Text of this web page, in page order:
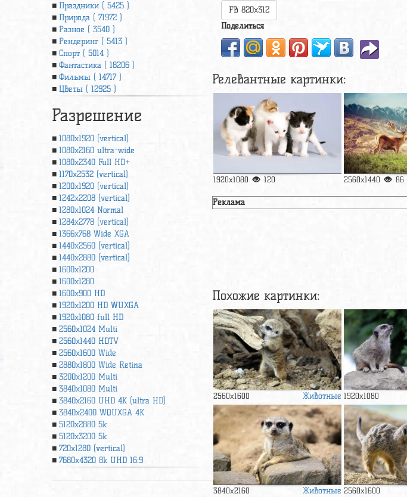
Праздники ( 5425 )
Природа ( 71972 )
Разное ( 3540 )
Рендеринг ( 5413 )
Спорт ( 5014 )
Фантастика ( 18206 )
Фильмы ( 14717 )
Цветы ( 12925 )
Разрешение
1080x1920 (vertical)
1080x2160 ultra-wide
1080x2340 Full HD+
1170x2532 (vertical)
1200x1920 (vertical)
1242x2208 (vertical)
1280x1024 Normal
1284x2778 (vertical)
1366х768 Wide XGA
1440x2560 (vertical)
1440x2880 (vertical)
1600x1200
1600x1280
1600x900 HD
1920x1200 HD WUXGA
1920х1080 full HD
2560x1024 Multi
2560x1440 HDTV
2560x1600 Wide
2880x1800 Wide Retina
3200x1200 Multi
3840x1080 Multi
3840x2160 UHD 4К (ultra HD)
3840x2400 WQUXGA 4K
5120x2880 5k
5120x3200 5k
720x1280 (vertical)
7680x4320 8k UHD 16:9
FB 820x312
Поделиться
Релевантные картинки:
1920x1080 120 2560x1440 86
Реклама
Похожие картинки:
2560x1600 Животные 1920x1080
3840x2160 Животные 2560x1600